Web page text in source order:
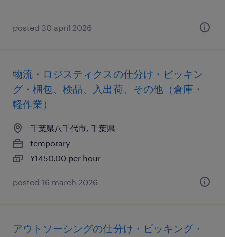
posted 30 april 2026
物流・ロジスティクスの仕分け・ピッキン
グ・梱包、検品、入出荷、その他（倉庫・
軽作業）
千葉県八千代市, 千葉県
temporary
¥1450.00 per hour
posted 16 march 2026
アウトソーシングの仕分け・ピッキング・